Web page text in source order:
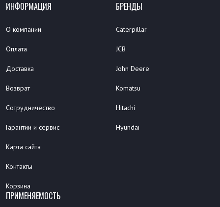
ИНФОРМАЦИЯ
О компании
Оплата
Доставка
Возврат
Сотрудничество
Гарантии и сервис
Карта сайта
Контакты
Корзина
БРЕНДЫ
Caterpillar
JCB
John Deere
Komatsu
Hitachi
Hyundai
ПРИМЕНЯЕМОСТЬ